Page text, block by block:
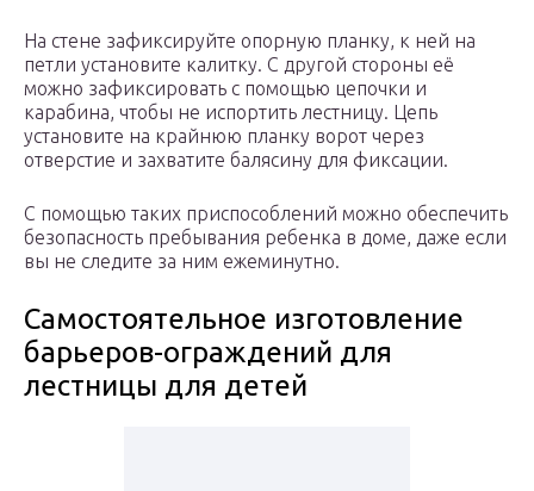
На стене зафиксируйте опорную планку, к ней на
петли установите калитку. С другой стороны её
можно зафиксировать с помощью цепочки и
карабина, чтобы не испортить лестницу. Цепь
установите на крайнюю планку ворот через
отверстие и захватите балясину для фиксации.
С помощью таких приспособлений можно обеспечить
безопасность пребывания ребенка в доме, даже если
вы не следите за ним ежеминутно.
Самостоятельное изготовление
барьеров-ограждений для
лестницы для детей